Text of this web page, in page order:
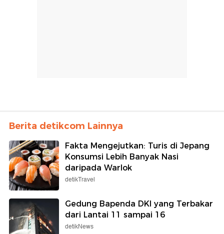
Berita detikcom Lainnya
Fakta Mengejutkan: Turis di Jepang
Konsumsi Lebih Banyak Nasi
daripada Warlok
detikTravel
Gedung Bapenda DKI yang Terbakar
dari Lantai 11 sampai 16
detikNews